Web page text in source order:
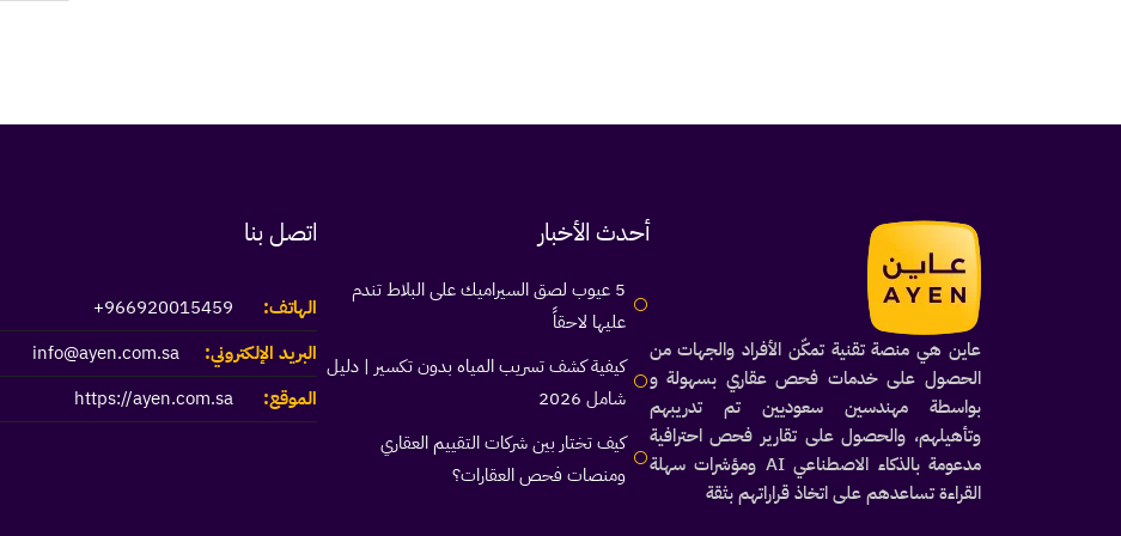
عاين هي منصة تقنية تمكّن الأفراد والجهات من
الحصول على خدمات فحص عقاري بسهولة و
بواسطة مهندسين سعوديين تم تدريبهم
وتأهيلهم، والحصول على تقارير فحص احترافية
مدعومة بالذكاء الاصطناعي AI ومؤشرات سهلة
القراءة تساعدهم على اتخاذ قراراتهم بثقة
أحدث الأخبار
5 عيوب لصق السيراميك على البلاط تندم
عليها لاحقاً
كيفية كشف تسريب المياه بدون تكسير | دليل
شامل 2026
كيف تختار بين شركات التقييم العقاري
ومنصات فحص العقارات؟
اتصل بنا
الهاتف:
966920015459+
البريد الإلكتروني:
info@ayen.com.sa
الموقع:
https://ayen.com.sa